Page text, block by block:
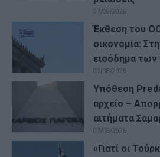
07/08/2026
Έκθεση του
οικονομία:
εισόδημα των
07/08/2026
Υπόθεση
αρχείο –
αιτήματα
07/08/2026
«Γιατί οι